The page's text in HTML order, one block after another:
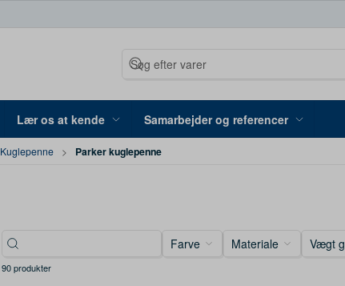
Lær os at kende Samarbejder og referencer
Kuglepenne Parker kuglepenne
Farve Materiale Vægt g
90 produkter